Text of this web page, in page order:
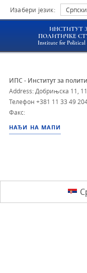
Изабери језик: Српски
ИНСТИТУТ
ПОЛИТИЧКЕ
Institute for Political
ИПС - Институт за
Address: Добрињска 11,
Телефон +381 11 33 49
Факс:
НАЂИ НА МАПИ